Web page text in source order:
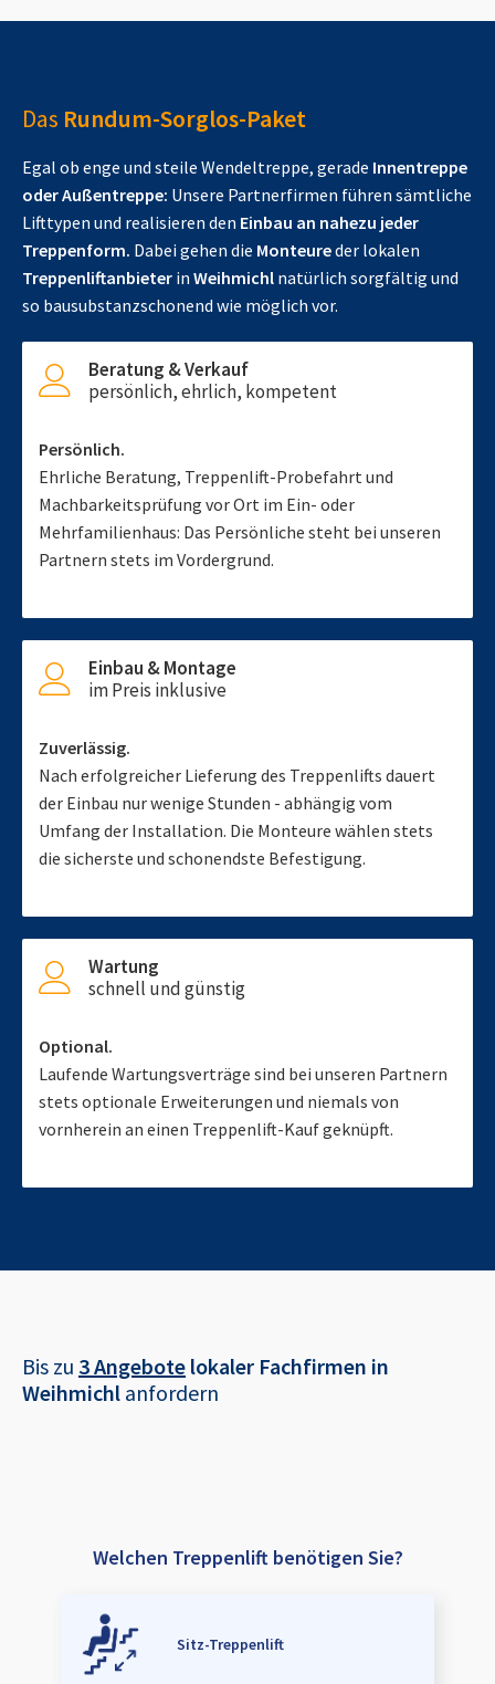
Das Rundum-Sorglos-Paket
Egal ob enge und steile Wendeltreppe, gerade Innentreppe
oder Außentreppe: Unsere Partnerfirmen führen sämtliche
Lifttypen und realisieren den Einbau an nahezu jeder
Treppenform. Dabei gehen die Monteureder lokalen
Treppenliftanbieter in Weihmichl natürlich sorgfältig und
so bausubstanzschonend wie möglich vor.
Beratung & Verkauf
persönlich, ehrlich, kompetent
Persönlich.
Ehrliche Beratung, Treppenlift-Probefahrt und
Machbarkeitsprüfung vor Ort im Ein- oder
Mehrfamilienhaus: Das Persönliche steht bei unseren
Partnern stets im Vordergrund.
Einbau & Montage
im Preis inklusive
Zuverlässig.
Nach erfolgreicher Lieferung des Treppenlifts dauert
der Einbau nur wenige Stunden - abhängig vom
Umfang der Installation. Die Monteure wählen stets
die sicherste und schonendste Befestigung.
Wartung
schnell und günstig
Optional.
Laufende Wartungsverträge sind bei unseren Partnern
stets optionale Erweiterungen und niemals von
vornherein an einen Treppenlift-Kauf geknüpft.
Bis zu 3 Angebote lokaler Fachfirmen in
Weihmichl anfordern
Welchen Treppenlift benötigen Sie?
Sitz-Treppenlift